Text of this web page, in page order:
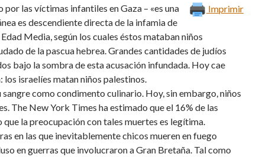
Imprimir
las víctimas infantiles en Gaza – «es una
es descendiente directa de la infamia de
Media, según los cuales éstos mataban niños
de la pascua hebrea. Grandes cantidades de judíos
bajo la sombra de esta acusación infundada. Hoy cae
israelíes matan niños palestinos.
como condimento culinario. Hoy, sin embargo, niños
The New York Times ha estimado que el 16% de las
la preocupación con tales muertes es legítima.
en las que inevitablemente chicos mueren en fuego
en guerras que involucraron a Gran Bretaña. Tal como